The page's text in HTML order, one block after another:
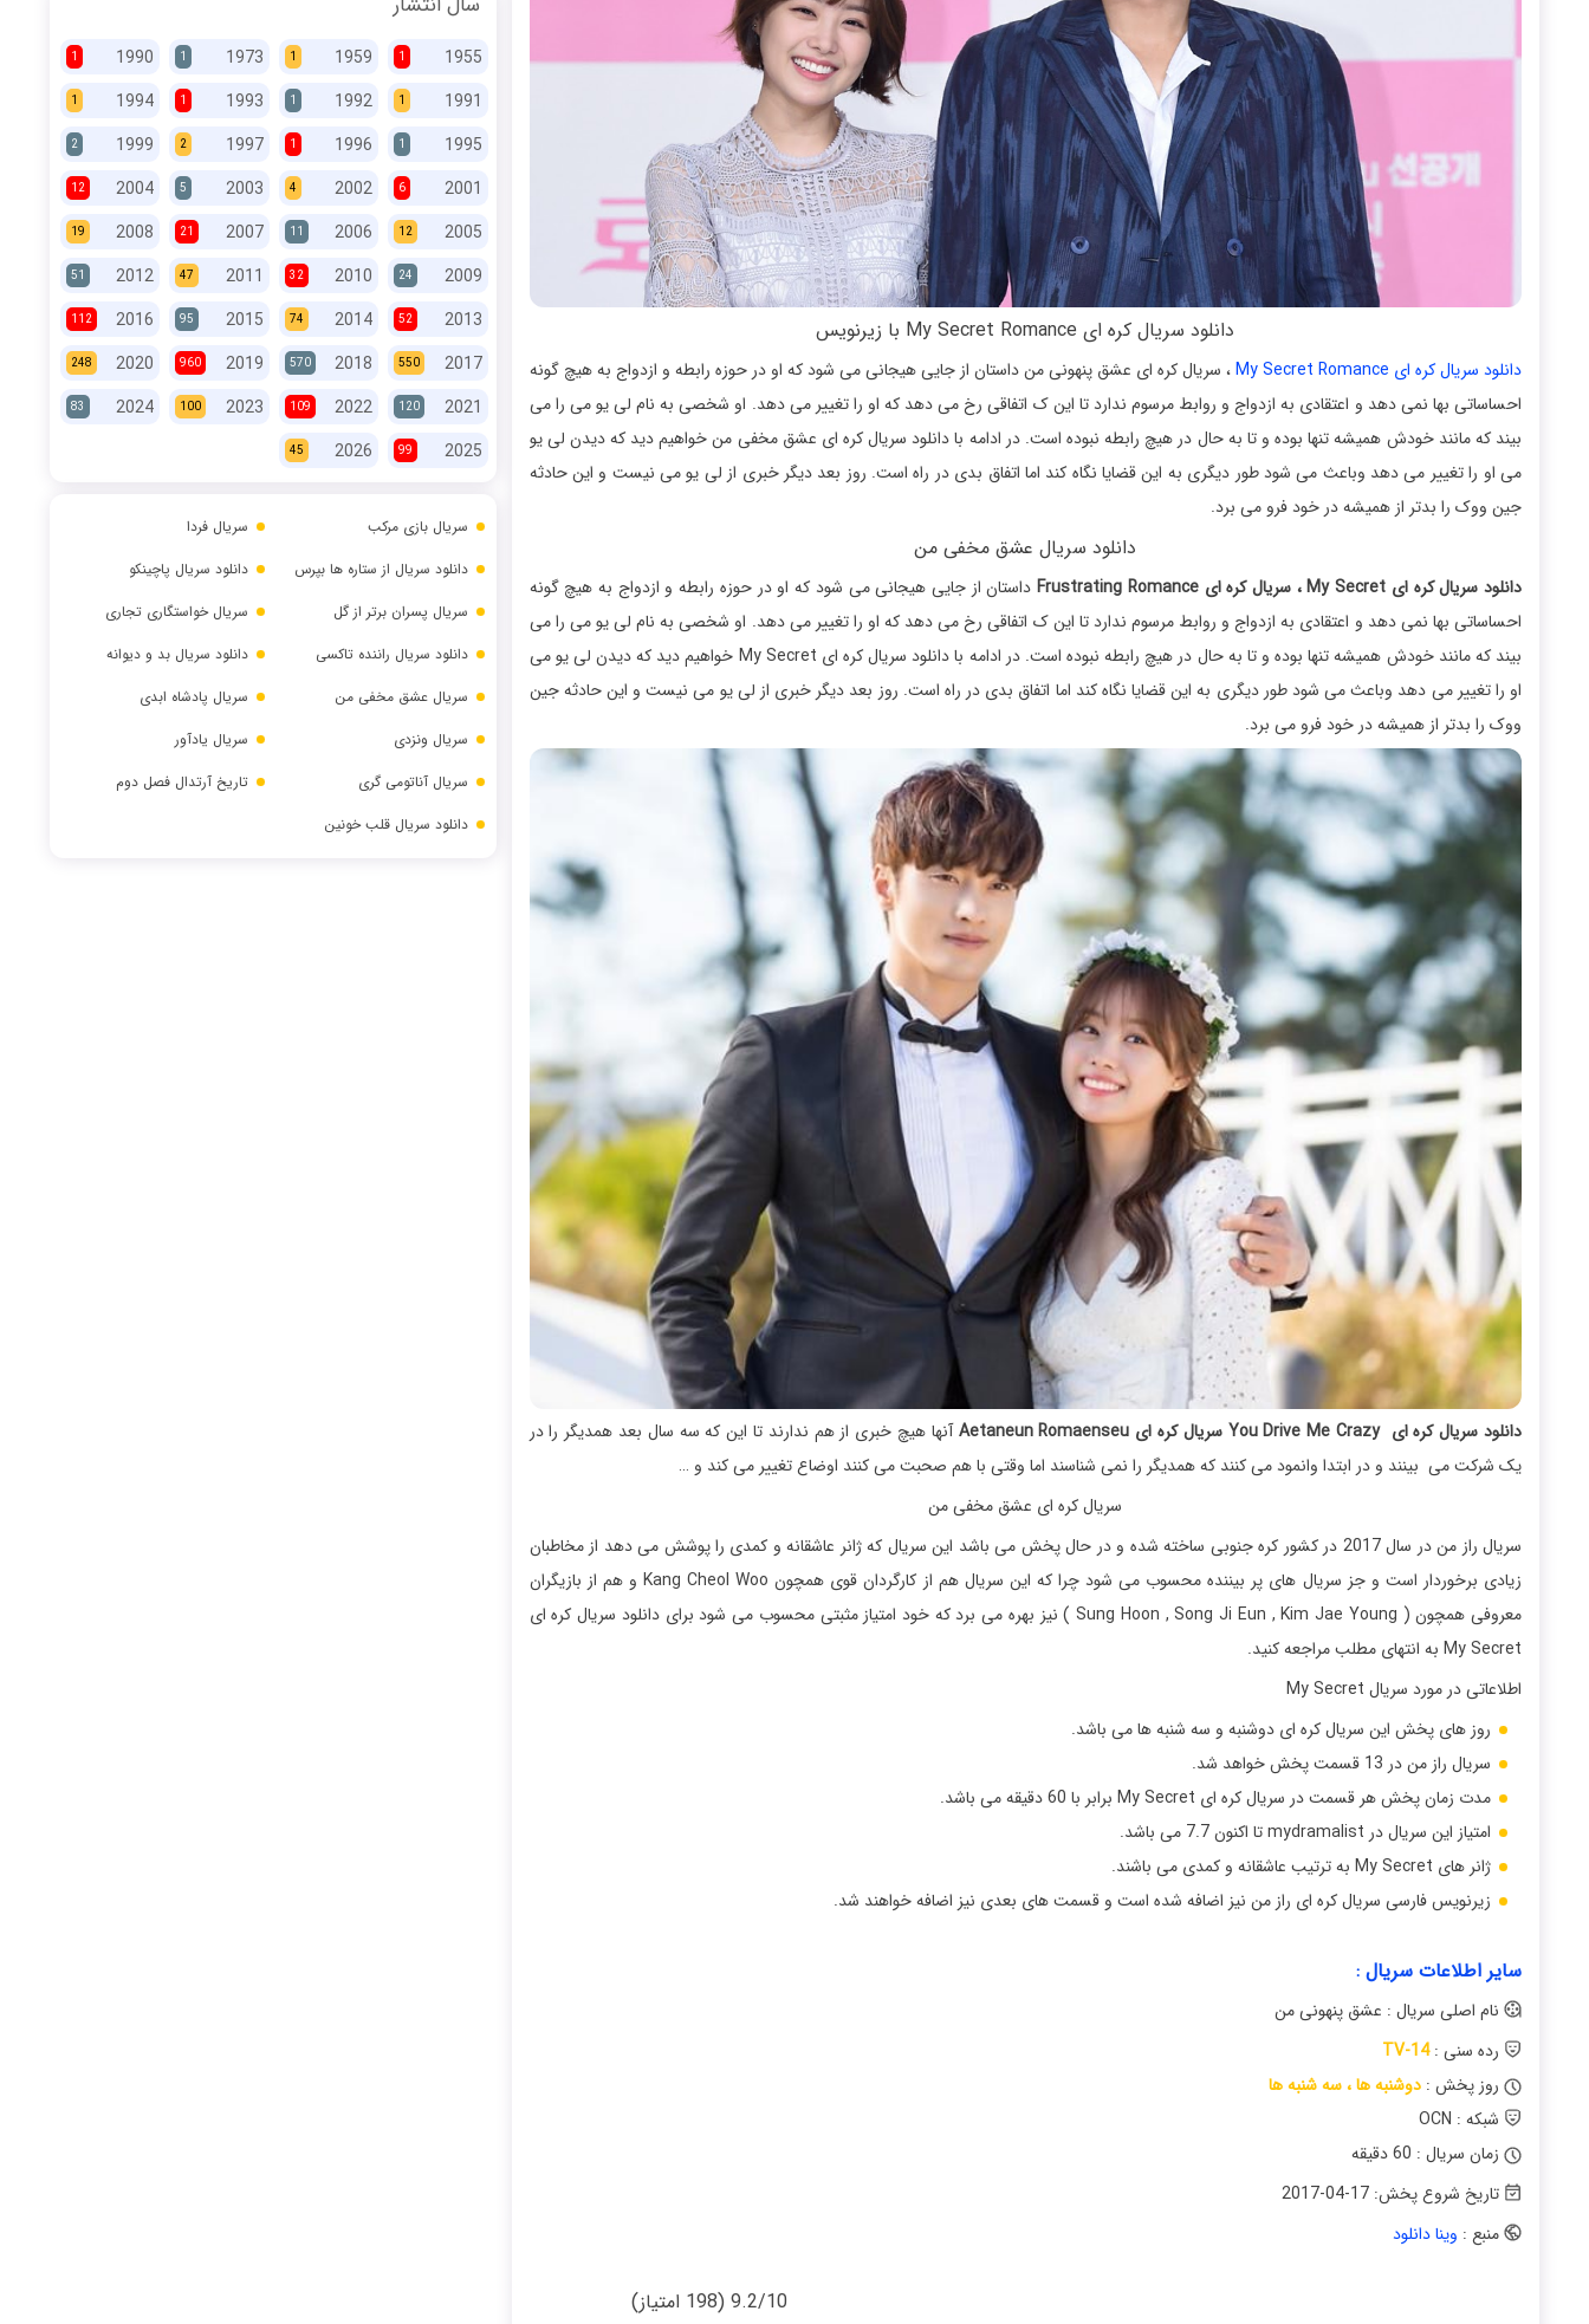
دانلود سریال کره ای My Secret Romance با زیرنویس
دانلود سریال کره ای My Secret Romance
، سریال کره ای عشق پنهونی من داستان از جایی هیجانی می شود که او در حوزه رابطه و ازدواج به هیچ گونه
احساساتی بها نمی دهد و اعتقادی به ازدواج و روابط مرسوم ندارد تا این ک اتفاقی رخ می دهد که او را تغییر می دهد. او شخصی به نام لی یو می را می
بیند که مانند خودش همیشه تنها بوده و تا به حال در هیچ رابطه نبوده است. در ادامه با دانلود سریال کره ای عشق مخفی من خواهیم دید که دیدن لی یو
می او را تغییر می دهد وباعث می شود طور دیگری به این قضایا نگاه کند اما اتفاق بدی در راه است. روز بعد دیگر خبری از لی یو می نیست و این حادثه
جین ووک را بدتر از همیشه در خود فرو می برد.
دانلود سریال عشق مخفی من
دانلود سریال کره ای My Secret ، سریال کره ای Frustrating Romance
داستان از جایی هیجانی می شود که او در حوزه رابطه و ازدواج به هیچ گونه
احساساتی بها نمی دهد و اعتقادی به ازدواج و روابط مرسوم ندارد تا این ک اتفاقی رخ می دهد که او را تغییر می دهد. او شخصی به نام لی یو می را می
بیند که مانند خودش همیشه تنها بوده و تا به حال در هیچ رابطه نبوده است. در ادامه با دانلود سریال کره ای My Secret خواهیم دید که دیدن لی یو می
او را تغییر می دهد وباعث می شود طور دیگری به این قضایا نگاه کند اما اتفاق بدی در راه است. روز بعد دیگر خبری از لی یو می نیست و این حادثه جین
ووک را بدتر از همیشه در خود فرو می برد.
دانلود سریال کره ای You Drive Me Crazy سریال کره ای Aetaneun Romaenseu
آنها هیچ خبری از هم ندارند تا این که سه سال بعد همدیگر را در
یک شرکت می بینند و در ابتدا وانمود می کنند که همدیگر را نمی شناسند اما وقتی با هم صحبت می کنند اوضاع تغییر می کند و …
سریال کره ای عشق مخفی من
سریال راز من در سال 2017 در کشور کره جنوبی ساخته شده و در حال پخش می باشد این سریال که ژانر عاشقانه و کمدی را پوشش می دهد از مخاطبان
زیادی برخوردار است و جز سریال های پر بیننده محسوب می شود چرا که این سریال هم از کارگردان قوی همچون Kang Cheol Woo و هم از بازیگران
معروفی همچون ( Sung Hoon , Song Ji Eun , Kim Jae Young ) نیز بهره می برد که خود امتیاز مثبتی محسوب می شود برای دانلود سریال کره ای
My Secret به انتهای مطلب مراجعه کنید.
اطلاعاتی در مورد سریال My Secret
روز های پخش این سریال کره ای دوشنبه و سه شنبه ها می باشد.
سریال راز من در 13 قسمت پخش خواهد شد.
مدت زمان پخش هر قسمت در سریال کره ای My Secret برابر با 60 دقیقه می باشد.
امتیاز این سریال در mydramalist تا اکنون 7.7 می باشد.
ژانر های My Secret به ترتیب عاشقانه و کمدی می باشند.
زیرنویس فارسی سریال کره ای راز من نیز اضافه شده است و قسمت های بعدی نیز اضافه خواهند شد.
سایر اطلاعات سریال :
نام اصلی سریال : عشق پنهونی من
رده سنی :TV-14
روز پخش : دوشنبه ها ، سه شنبه ها
شبکه : OCN
زمان سریال : 60 دقیقه
تاریخ شروع پخش: 2017-04-17
منبع : وینا دانلود
9.2/10 (198 امتیاز)
1955
1
1959
1
1973
1
1990
1
1991
1
1992
1
1993
1
1994
1
1995
1
1996
1
1997
2
1999
2
2001
6
2002
4
2003
5
2004
12
2005
12
2006
11
2007
21
2008
19
2009
24
2010
32
2011
47
2012
51
2013
52
2014
74
2015
95
2016
112
2017
550
2018
570
2019
960
2020
248
2021
120
2022
109
2023
100
2024
83
2025
99
2026
45
سریال بازی مرکب
دانلود سریال از ستاره ها بپرس
سریال پسران برتر از گل
دانلود سریال راننده تاکسی
سریال عشق مخفی من
سریال ونزدی
سریال آناتومی گری
دانلود سریال قلب خونین
سریال فردا
دانلود سریال پاچینکو
سریال خواستگاری تجاری
دانلود سریال بد و دیوانه
سریال پادشاه ابدی
سریال یادآور
تاریخ آرتدال فصل دوم